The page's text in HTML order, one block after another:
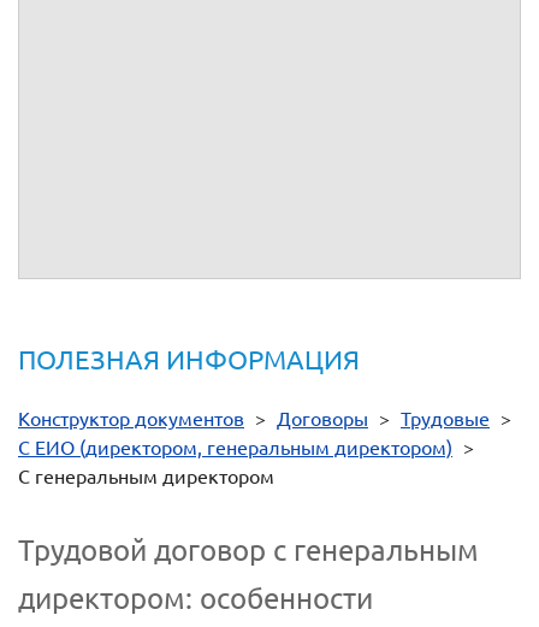
ПОЛЕЗНАЯ ИНФОРМАЦИЯ
Конструктор документов > Договоры > Трудовые >
С ЕИО (директором, генеральным директором) >
С генеральным директором
Трудовой договор с генеральным
директором: особенности